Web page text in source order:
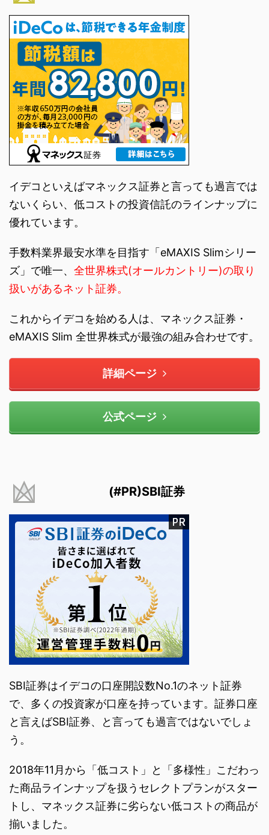
イデコといえばマネックス証券と言っても過言では
ないくらい、低コストの投資信託のラインナップに
優れています。
手数料業界最安水準を目指す「eMAXIS Slimシリー
ズ」で唯一、 全世界株式(オールカントリー)の取り
扱いがあるネット証券。
これからイデコを始める人は、マネックス証券・
eMAXIS Slim 全世界株式が最強の組み合わせです。
詳細ページ
公式ページ
(#PR)SBI証券
SBI証券はイデコの口座開設数No.1のネット証券
で、多くの投資家が口座を持っています。証券口座
と言えばSBI証券、と言っても過言ではないでしょ
う。
2018年11月から「低コスト」と「多様性」こだわっ
た商品ラインナップを扱うセレクトプランがスター
トし、マネックス証券に劣らない低コストの商品が
揃いました。